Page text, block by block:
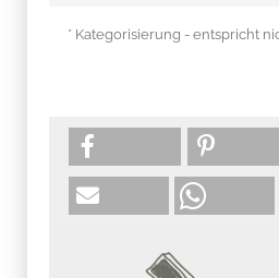
* Kategorisierung - entspricht